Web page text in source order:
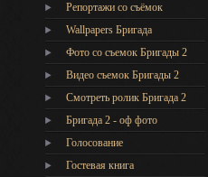
Репортажи со съёмок
Wallpapers Бригада
Фото со съемок Бригады 2
Видео съемок Бригады 2
Cмотреть ролик Бригада 2
Бригада 2 - оф фото
Голосование
Гостевая книга